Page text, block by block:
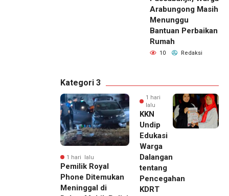
Arabungong Masih
Menunggu
Bantuan Perbaikan
Rumah
10 Redaksi
Kategori 3
1 hari lalu
Pemilik Royal
Phone Ditemukan
Meninggal di
1 hari
lalu
KKN
Undip
Edukasi
Warga
Dalangan
tentang
Pencegahan
KDRT